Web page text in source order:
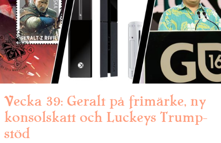
Vecka 39: Geralt på frimärke, ny
konsolskatt och Luckeys Trump-
stöd